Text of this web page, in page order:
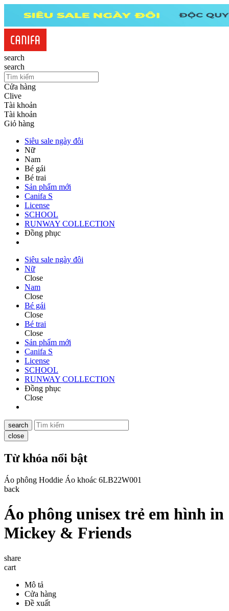
search
search
Cửa hàng
Clive
Tài khoản
Tài khoản
Giỏ hàng
Siêu sale ngày đôi
Nữ
Nam
Bé gái
Bé trai
Sản phẩm mới
Canifa S
License
SCHOOL
RUNWAY COLLECTION
Đồng phục
Siêu sale ngày đôi
Nữ
Close
Nam
Close
Bé gái
Close
Bé trai
Close
Sản phẩm mới
Canifa S
License
SCHOOL
RUNWAY COLLECTION
Đồng phục
Close
search
close
Từ khóa nổi bật
Áo phông Hoddie Áo khoác 6LB22W001
back
Áo phông unisex trẻ em hình in
Mickey & Friends
share
cart
Mô tả
Cửa hàng
Đề xuất